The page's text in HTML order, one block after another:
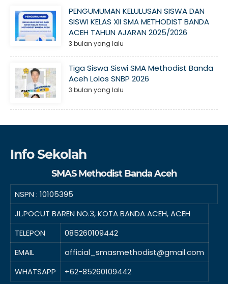
PENGUMUMAN KELULUSAN SISWA DAN
SISWI KELAS XII SMA METHODIST BANDA
ACEH TAHUN AJARAN 2025/2026
3 bulan yang lalu
Tiga Siswa Siswi SMA Methodist Banda
Aceh Lolos SNBP 2026
3 bulan yang lalu
Info Sekolah
SMAS Methodist Banda Aceh
NSPN : 10105395
JL.POCUT BAREN NO.3, KOTA BANDA ACEH, ACEH
TELEPON
085260109442
EMAIL
official_smasmethodist@gmail.com
WHATSAPP
+62-85260109442